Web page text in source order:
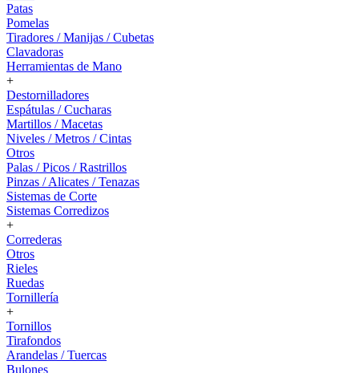
Patas
Pomelas
Tiradores / Manijas / Cubetas
Clavadoras
Herramientas de Mano
+
Destornilladores
Espátulas / Cucharas
Martillos / Macetas
Niveles / Metros / Cintas
Otros
Palas / Picos / Rastrillos
Pinzas / Alicates / Tenazas
Sistemas de Corte
Sistemas Corredizos
+
Correderas
Otros
Rieles
Ruedas
Tornillería
+
Tornillos
Tirafondos
Arandelas / Tuercas
Bulones